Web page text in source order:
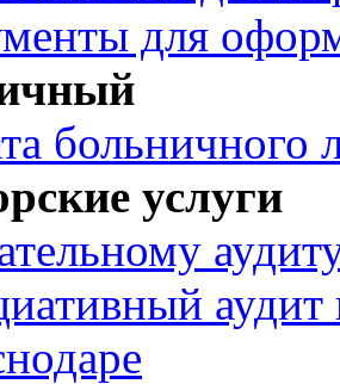
для
больничного
услуги